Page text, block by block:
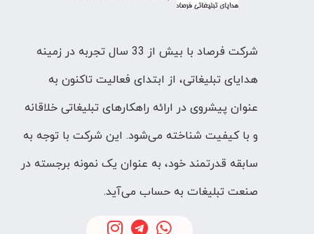
شرکت فرصاد با بیش از 33 سال تجربه در زمینه
هدایای تبلیغاتی، از ابتدای فعالیت تاکنون به
عنوان پیشروی در ارائه راهکارهای تبلیغاتی خلاقانه
و با کیفیت شناخته می‌شود. این شرکت با توجه به
سابقه قدرتمند خود، به عنوان یک نمونه برجسته در
صنعت تبلیغات به حساب می‌آید.